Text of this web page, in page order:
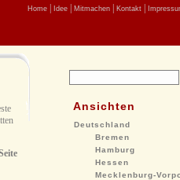
Home Idee Mitmachen Kontakt
Ansichten
Deutschland
Bremen
Hamburg
Hessen
Mecklenburg-